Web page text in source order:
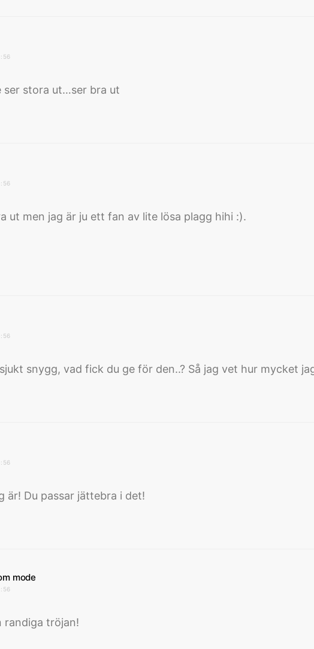
stora ut…ser bra ut
ut men jag är ju ett fan av lite lösa plagg hihi :).
snygg, vad fick du ge för den..? Så jag vet hur mycket
är! Du passar jättebra i det!
mode
randiga tröjan!